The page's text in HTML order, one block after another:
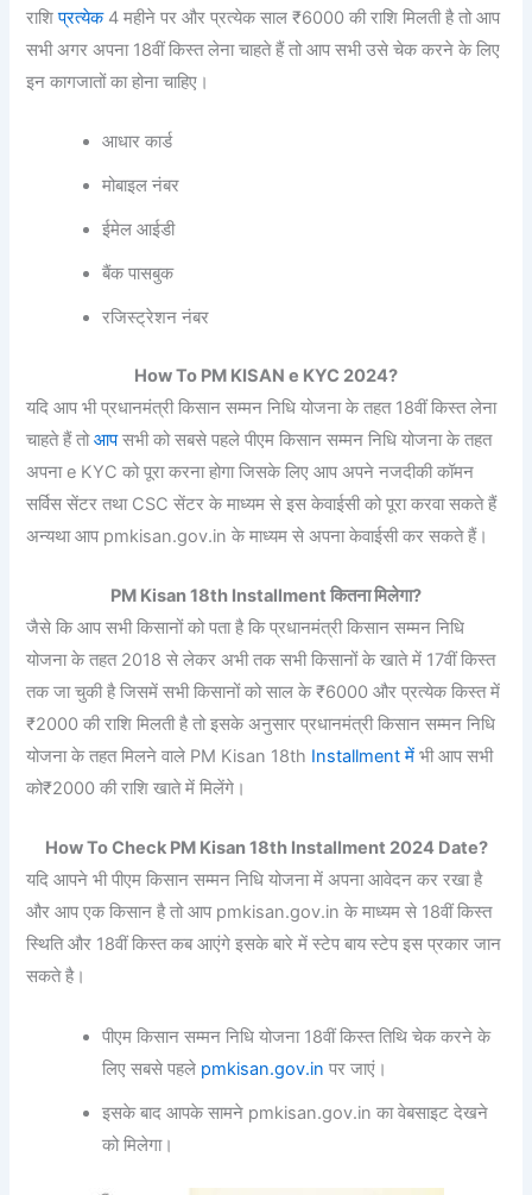
राशिप्रत्येक4 महीने पर और प्रत्येक साल ₹6000 की राशि मिलती है तो आप
सभी अगर अपना 18वीं किस्त लेना चाहते हैं तो आप सभी उसे चेक करने के लिए
इन कागजातों का होना चाहिए।
आधार कार्ड
मोबाइल नंबर
ईमेल आईडी
बैंक पासबुक
रजिस्ट्रेशन नंबर
How To PM KISAN e KYC 2024?
यदि आप भी प्रधानमंत्री किसान सम्मन निधि योजना के तहत 18वीं किस्त लेना
चाहते हैं तोआपसभी को सबसे पहले पीएम किसान सम्मन निधि योजना के तहत
अपना e KYC को पूरा करना होगा जिसके लिए आप अपने नजदीकी कॉमन
सर्विस सेंटर तथा CSC सेंटर के माध्यम से इस केवाईसी को पूरा करवा सकते हैं
अन्यथा आप pmkisan.gov.in के माध्यम से अपना केवाईसी कर सकते हैं।
PM Kisan 18th Installment कितना मिलेगा?
जैसे कि आप सभी किसानों को पता है कि प्रधानमंत्री किसान सम्मन निधि
योजना के तहत 2018 से लेकर अभी तक सभी किसानों के खाते में 17वीं किस्त
तक जा चुकी है जिसमें सभी किसानों को साल के ₹6000 और प्रत्येक किस्त में
₹2000 की राशि मिलती है तो इसके अनुसार प्रधानमंत्री किसान सम्मन निधि
योजना के तहत मिलने वाले PM Kisan 18th Installment में भी आप सभी
को₹2000 की राशि खाते में मिलेंगे।
How To Check PM Kisan 18th Installment 2024 Date?
यदि आपने भी पीएम किसान सम्मन निधि योजना में अपना आवेदन कर रखा है
और आप एक किसान है तो आप pmkisan.gov.in के माध्यम से 18वीं किस्त
स्थिति और 18वीं किस्त कब आएंगे इसके बारे में स्टेप बाय स्टेप इस प्रकार जान
सकते है।
पीएम किसान सम्मन निधि योजना 18वीं किस्त तिथि चेक करने के
लिए सबसे पहले pmkisan.gov.in पर जाएं।
इसके बाद आपके सामने pmkisan.gov.in का वेबसाइट देखने
को मिलेगा।